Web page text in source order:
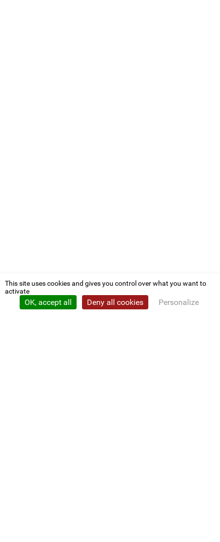
This site uses cookies and gives you control over what you want to
activate
OK, accept all Deny all cookies Personalize